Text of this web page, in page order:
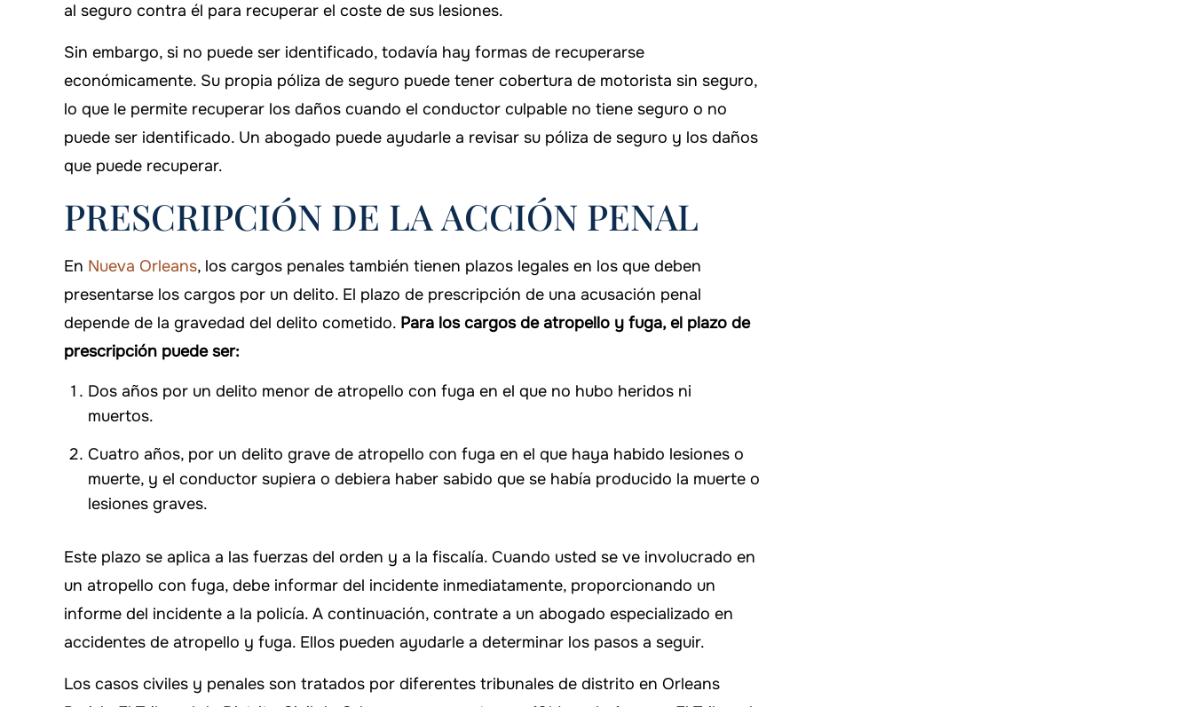
al seguro contra él para recuperar el coste de sus lesiones.
Sin embargo, si no puede ser identificado, todavía hay formas de recuperarse
económicamente. Su propia póliza de seguro puede tener cobertura de motorista sin seguro,
lo que le permite recuperar los daños cuando el conductor culpable no tiene seguro o no
puede ser identificado. Un abogado puede ayudarle a revisar su póliza de seguro y los daños
que puede recuperar.
PRESCRIPCIÓN DE LA ACCIÓN PENAL
En Nueva Orleans, los cargos penales también tienen plazos legales en los que deben
presentarse los cargos por un delito. El plazo de prescripción de una acusación penal
depende de la gravedad del delito cometido. Para los cargos de atropello y fuga, el plazo de
prescripción puede ser:
Dos años por un delito menor de atropello con fuga en el que no hubo heridos ni
muertos.
Cuatro años, por un delito grave de atropello con fuga en el que haya habido lesiones o
muerte, y el conductor supiera o debiera haber sabido que se había producido la muerte o
lesiones graves.
Este plazo se aplica a las fuerzas del orden y a la fiscalía. Cuando usted se ve involucrado en
un atropello con fuga, debe informar del incidente inmediatamente, proporcionando un
informe del incidente a la policía. A continuación, contrate a un abogado especializado en
accidentes de atropello y fuga. Ellos pueden ayudarle a determinar los pasos a seguir.
Los casos civiles y penales son tratados por diferentes tribunales de distrito en Orleans